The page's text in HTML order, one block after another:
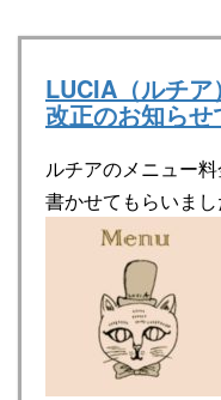
LUCIA（ルチ
改正のお知らせ
ルチアのメニュー
書かせてもらいま